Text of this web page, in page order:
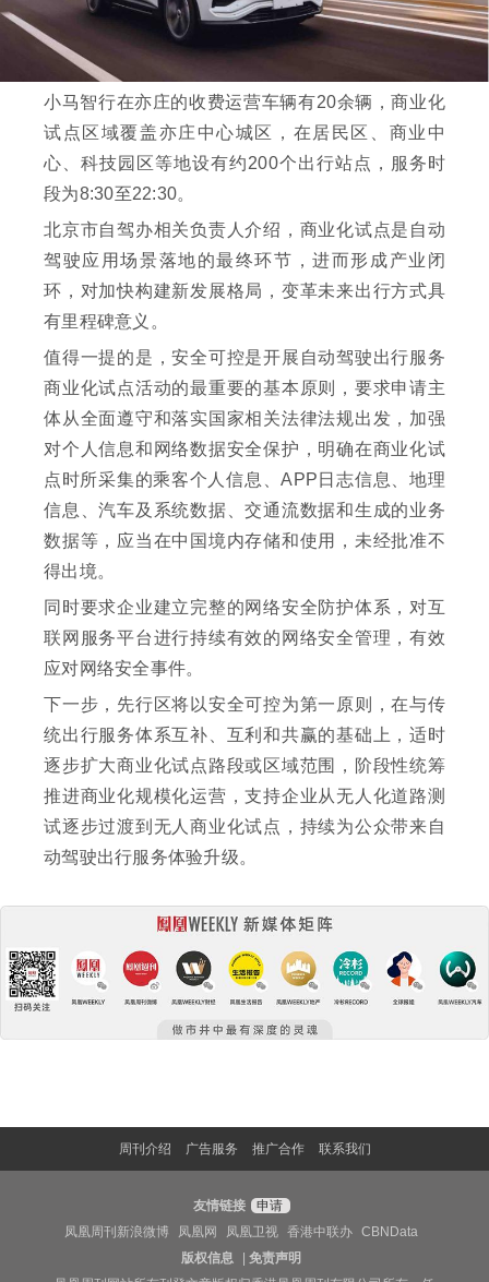
小马智行在亦庄的收费运营车辆有20余辆，商业化
试点区域覆盖亦庄中心城区，在居民区、商业中
心、科技园区等地设有约200个出行站点，服务时
段为8:30至22:30。
北京市自驾办相关负责人介绍，商业化试点是自动
驾驶应用场景落地的最终环节，进而形成产业闭
环，对加快构建新发展格局，变革未来出行方式具
有里程碑意义。
值得一提的是，安全可控是开展自动驾驶出行服务
商业化试点活动的最重要的基本原则，要求申请主
体从全面遵守和落实国家相关法律法规出发，加强
对个人信息和网络数据安全保护，明确在商业化试
点时所采集的乘客个人信息、APP日志信息、地理
信息、汽车及系统数据、交通流数据和生成的业务
数据等，应当在中国境内存储和使用，未经批准不
得出境。
同时要求企业建立完整的网络安全防护体系，对互
联网服务平台进行持续有效的网络安全管理，有效
应对网络安全事件。
下一步，先行区将以安全可控为第一原则，在与传
统出行服务体系互补、互利和共赢的基础上，适时
逐步扩大商业化试点路段或区域范围，阶段性统筹
推进商业化规模化运营，支持企业从无人化道路测
试逐步过渡到无人商业化试点，持续为公众带来自
动驾驶出行服务体验升级。
周刊介绍 广告服务 推广合作 联系我们
友情链接
申请
凤凰周刊新浪微博
凤凰网 凤凰卫视 香港中联办
CBNData
版权信息
|免责声明